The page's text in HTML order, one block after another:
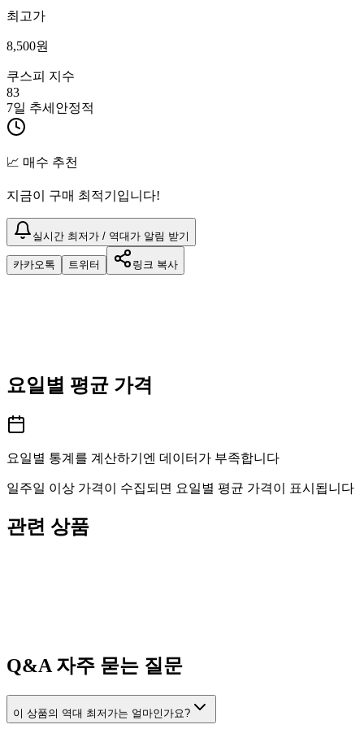
최고가
8,500원
쿠스피 지수
83
7일 추세 안정적
📈 매수 추천
지금이 구매 최적기입니다!
실시간 최저가 / 역대가 알림 받기
카카오톡 트위터 링크 복사
요일별 평균 가격
요일별 통계를 계산하기엔 데이터가 부족합니다
일주일 이상 가격이 수집되면 요일별 평균 가격이 표시됩니다
관련 상품
Q&A자주 묻는 질문
이 상품의 역대 최저가는 얼마인가요?